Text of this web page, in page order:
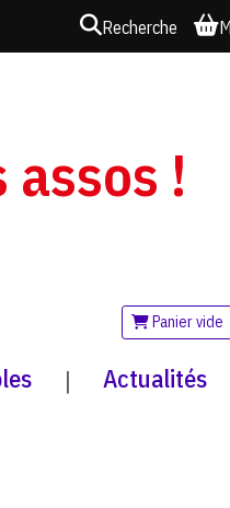
Recherche
!
Panier vide
| Actualités